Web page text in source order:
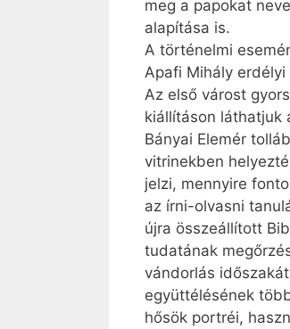
meg a papokat
alapítása is.
A történelmi
Apafi Mihály
Az első várost
kiállításon láthatjuk
Bányai Elemér
vitrinekben
jelzi, mennyire
az írni-olvasni
újra összeállított
tudatának
vándorlás
együttélésének
hősök portréi,